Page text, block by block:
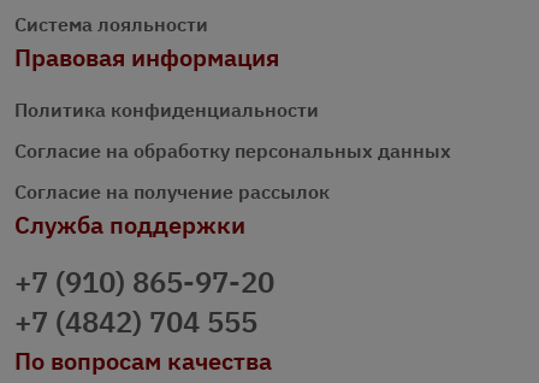
Система лояльности
Правовая информация
Политика конфиденциальности
Согласие на обработку персональных данных
Согласие на получение рассылок
Служба поддержки
+7 (910) 865-97-20
+7 (4842) 704 555
По вопросам качества